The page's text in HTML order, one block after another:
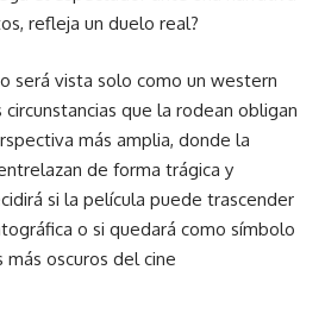
refleja un duelo real?
será vista solo como un western
que la rodean obligan
más amplia, donde la
de forma trágica y
si la película puede trascender
o si quedará como símbolo
oscuros del cine